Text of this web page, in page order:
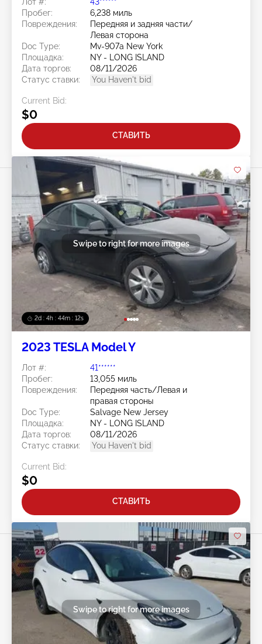
Пробег:
6,238 миль
Повреждения:
Передняя и задняя части/
Левая сторона
Doc Type:
Mv-907a New York
Площадка:
NY - LONG ISLAND
Дата торгов:
08/11/2026
Статус ставки:
You Haven't bid
Current Bid:
$0
СТАВИТЬ
2d : 4h : 44m : 09s
Swipe to right for more images
2023 TESLA Model Y
Лот #:
41******
Пробег:
13,055 миль
Повреждения:
Передняя часть/Левая и
правая стороны
Doc Type:
Salvage New Jersey
Площадка:
NY - LONG ISLAND
Дата торгов:
08/11/2026
Статус ставки:
You Haven't bid
Current Bid:
$0
СТАВИТЬ
Swipe to right for more images